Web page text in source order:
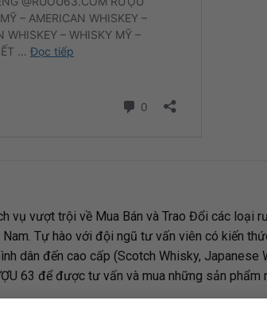
vụ vượt trội về Mua Bán và Trao Đổi các loại
Tự hào với đội ngũ tư vấn viên có kiến
dân đến cao cấp (Scotch Whisky, Japanese
63 để được tư vấn và mua những sản phẩm